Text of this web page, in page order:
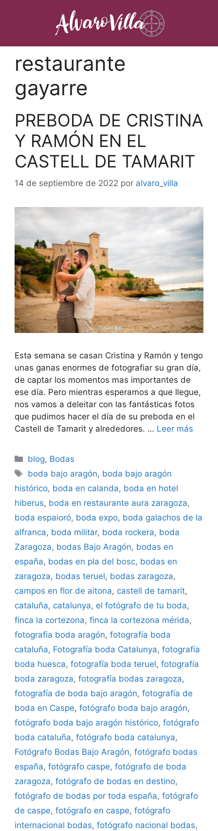
restaurante
gayarre
PREBODA DE CRISTINA
Y RAMÓN EN EL
CASTELL DE TAMARIT
14 de septiembre de 2022 por alvaro_villa
Esta semana se casan Cristina y Ramón y tengo
unas ganas enormes de fotografiar su gran día,
de captar los momentos mas importantes de
ese día. Pero mientras esperamos a que llegue,
nos vamos a deleitar con las fantásticas fotos
que pudimos hacer el día de su preboda en el
Castell de Tamarit y alrededores. … Leer más
Categorías
blog, Bodas
Etiquetas
boda bajo aragón, boda bajo aragón
histórico, boda en calanda, boda en hotel
hiberus, boda en restaurante aura zaragoza,
boda espaioró, boda expo, boda galachos de la
alfranca, boda militar, boda rockera, boda
Zaragoza, bodas Bajo Aragón, bodas en
españa, bodas en pla del bosc, bodas en
zaragoza, bodas teruel, bodas zaragoza,
campos en flor de aitona, castell de tamarit,
cataluña, catalunya, el fotógrafo de tu boda,
finca la cortezona, finca la cortezona mérida,
fotografia boda aragón, fotografía boda
cataluña, Fotografía boda Catalunya, fotografía
boda huesca, fotografía boda teruel, fotografía
boda zaragoza, fotografía bodas zaragoza,
fotografía de boda bajo aragón, fotografía de
boda en Caspe, fotógrafo boda bajo aragón,
fotógrafo boda bajo aragón histórico, fotógrafo
boda cataluña, fotógrafo boda catalunya,
Fotógrafo Bodas Bajo Aragón, fotógrafo bodas
españa, fotógrafo caspe, fotógrafo de boda
zaragoza, fotógrafo de bodas en destino,
fotógrafo de bodas por toda españa, fotógrafo
de caspe, fotógrafo en caspe, fotógrafo
internacional bodas, fotógrafo nacional bodas,